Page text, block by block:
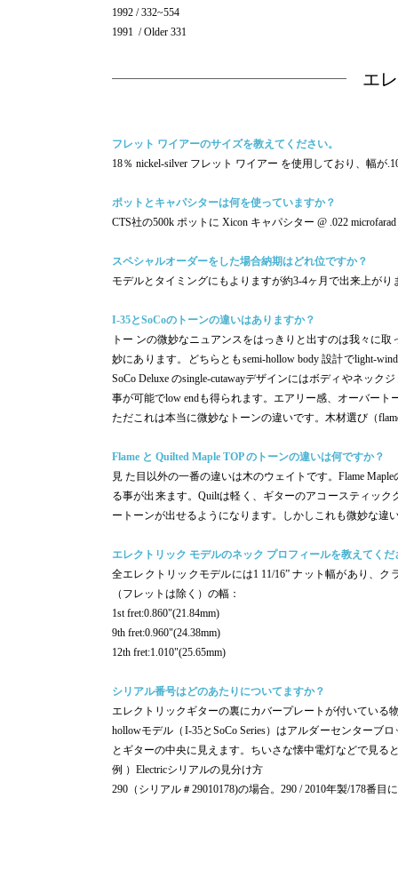
1992 / 332~554
1991 / Older 331
エ
フレット ワイアーのサイズを教えてください。
18％ nickel-silver フレット ワイアー を使用しており、幅が
ポットとキャパシターは何を使っていますか？
CTS社の500k ポットに Xicon キャパシター @ .022
スペシャルオーダーをした場合納期はどれ位ですか？
モデルとタイミングにもよりますが約3-4ヶ月で出来上がり
I-35とSoCoのトーンの違いはありますか？
トー ンの微妙なニュアンスをはっきりと出すのは我々に
妙にあります。どちらともsemi-hollow body 設計でlight-
SoCo Deluxe のsingle-cutawayデザインにはボディやネッ
事が可能でlow endも得られます。エアリー感、オーバート
ただこれは本当に微妙なトーンの違いです。木材選び（
Flame と Quilted Maple TOP のトーンの違いは何ですか？
見 た目以外の一番の違いは木のウェイトです。Flame
る事が出来ます。Quiltは軽く、ギターのアコースティッ
ートーンが出せるようになります。しかしこれも微妙な違
エレクトリック モデルのネック プロフィールを教えてくだ
全エレクトリックモデルには1 11/16” ナット幅があり、
（フレットは除く）の幅：
1st fret:0.860"(21.84mm)
9th fret:0.960"(24.38mm)
12th fret:1.010"(25.65mm)
シリアル番号はどのあたりについてますか？
エレクトリックギターの裏にカバープレートが付いている
hollowモデル（I-35とSoCo Series）はアルダーセンターブ
とギターの中央に見えます。ちいさな懐中電灯などで見る
例 ）Electricシリアルの見分け方
290（シリアル＃29010178)の場合。290 / 2010年製/178番目